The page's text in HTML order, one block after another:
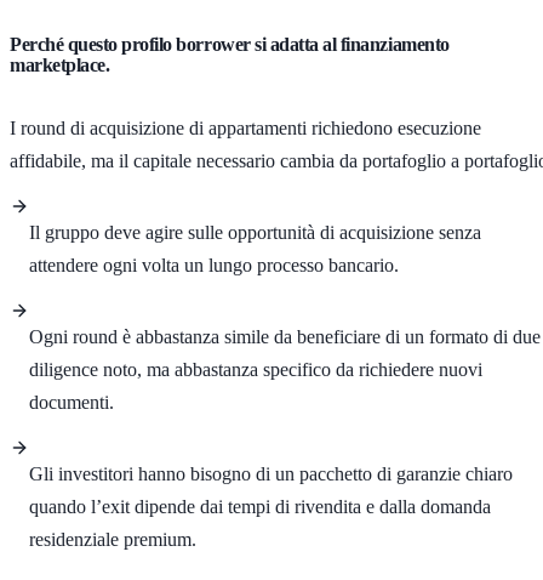
Perché questo profilo borrower si adatta al finanziamento
marketplace.
I round di acquisizione di appartamenti richiedono esecuzione
affidabile, ma il capitale necessario cambia da portafoglio a
Il gruppo deve agire sulle opportunità di acquisizione senza
attendere ogni volta un lungo processo bancario.
Ogni round è abbastanza simile da beneficiare di un formato di due
diligence noto, ma abbastanza specifico da richiedere nuovi
documenti.
Gli investitori hanno bisogno di un pacchetto di garanzie chiaro
quando l’exit dipende dai tempi di rivendita e dalla domanda
residenziale premium.